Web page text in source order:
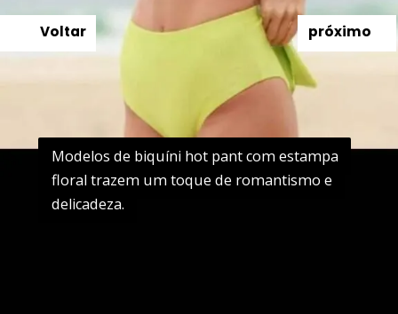
Modelos de biquíni hot pant com estampa
floral trazem um toque de romantismo e
delicadeza.
Modelos de biquíni hot pant com estampa
floral trazem um toque de romantismo e
delicadeza.
próximo
Voltar